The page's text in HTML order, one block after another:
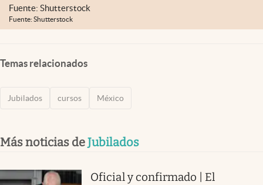
Fuente: Shutterstock
Fuente: Shutterstock
Temas relacionados
Jubilados cursos México
Más noticias deJubilados
Oficial y confirmado | El